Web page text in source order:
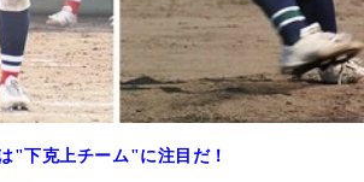
"下克上チーム"に注目だ！